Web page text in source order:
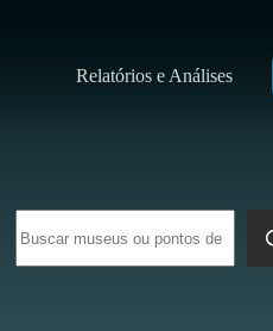
Relatórios e Análises
resultados